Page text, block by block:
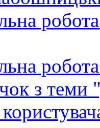
з теми